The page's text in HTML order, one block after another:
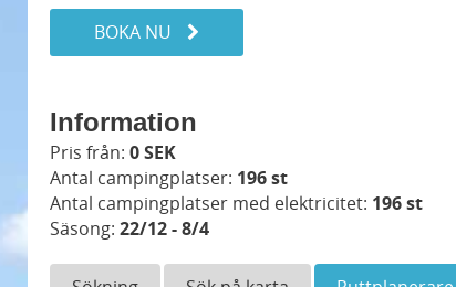
BOKA NU
Information
Pris från: 0 SEK
Antal campingplatser: 196 st
Antal campingplatser med elektricitet: 196 st
Säsong: 22/12 - 8/4